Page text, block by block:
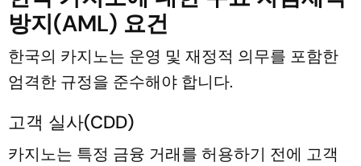
방지(AML) 요건
한국의 카지노는 운영 및 재정적 의무를 포함한
엄격한 규정을 준수해야 합니다.
고객 실사(CDD)
카지노는 특정 금융 거래를 허용하기 전에 고객